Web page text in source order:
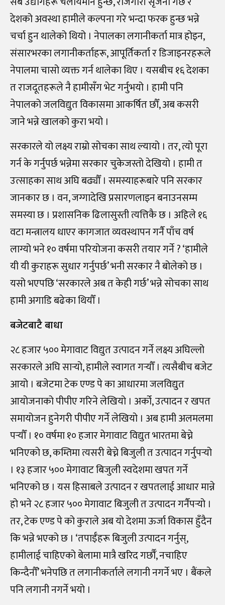
देशको अवस्था हामीले कल्पना गरे भन्दा फरक हुन्छ भन्ने
चर्चा हुन थालेको थियो । नेपालका लगानीकर्ता मात्र होइन,
संसारभरका लगानीकर्ताहरू, आपूर्तिकर्ता र डिजाइनरहरूले
नेपालमा चासो व्यक्त गर्न थालेका थिए । यसबीच १६ देशका
त राजदूतहरूले नै हामीसँग भेट गर्नुभयो । हामी पनि
नेपालको जलविद्युत विकासमा आकर्षित छौँ, अब कसरी
जाने भन्ने खालको कुरा भयो ।
सरकारले यो लक्ष्य राम्रो सोचका साथ ल्यायो । तर, त्यो पूरा
गर्न के गर्नुपर्छ भन्नेमा सरकार चुकेजस्तो देखियो । हामी त
उत्साहका साथ अघि बढ्यौँ । समस्याहरूबारे पनि सरकार
जानकार छ । वन, जग्गादेखि प्रसारणलाइन बनाउनसम्म
समस्या छ । प्रशासनिक ढिलासुस्ती त्यत्तिकै छ । अहिले १६
वटा मन्त्रालय धाएर कागजात व्यवस्थापन गर्नै पाँच वर्ष
लाग्यो भने १० वर्षमा परियोजना कसरी तयार गर्ने ? ‘हामीले
यी यी कुराहरू सुधार गर्नुपर्छ’ भनी सरकार नै बोलेको छ ।
यसो भएपछि ‘सरकारले अब त केही गर्छ’ भन्ने सोचका साथ
हामी अगाडि बढेका थियौँ ।
बजेटबाटै बाधा
२८ हजार ५०० मेगावाट विद्युत उत्पादन गर्ने लक्ष्य अघिल्लो
सरकारले अघि सार्‍यो, हामीले स्वागत गर्‍यौँ । त्यसैबीच बजेट
आयो । बजेटमा टेक एण्ड पे का आधारमा जलविद्युत
आयोजनाको पीपीए गरिने लेखियो । अर्को, उत्पादन र खपत
समायोजन हुनेगरी पीपीए गर्ने लेखियो । अब हामी अलमलमा
पर्‍यौँ । १० वर्षमा १० हजार मेगावाट विद्युत भारतमा बेच्ने
भनिएको छ, कम्तिमा त्यसरी बेच्ने बिजुली त उत्पादन गर्नुपर्‍यो
। १३ हजार ५०० मेगावाट बिजुली स्वदेशमा खपत गर्ने
भनिएको छ । यस हिसाबले उत्पादन र खपतलाई आधार मान्ने
हो भने २८ हजार ५०० मेगावाट बिजुली त उत्पादन गर्नैपर्‍यो ।
तर, टेक एण्ड पे को कुराले अब यो देशमा ऊर्जा विकास हुँदैन
कि भन्ने भएको छ । ‘तपाईँहरू बिजुली उत्पादन गर्नुस्,
हामीलाई चाहिएको बेलामा मात्रै खरिद गर्छौँ, नचाहिए
किन्दैनौँ’ भनेपछि त लगानीकर्ताले लगानी नगर्ने भए । बैंकले
पनि लगानी नगर्ने भयो ।